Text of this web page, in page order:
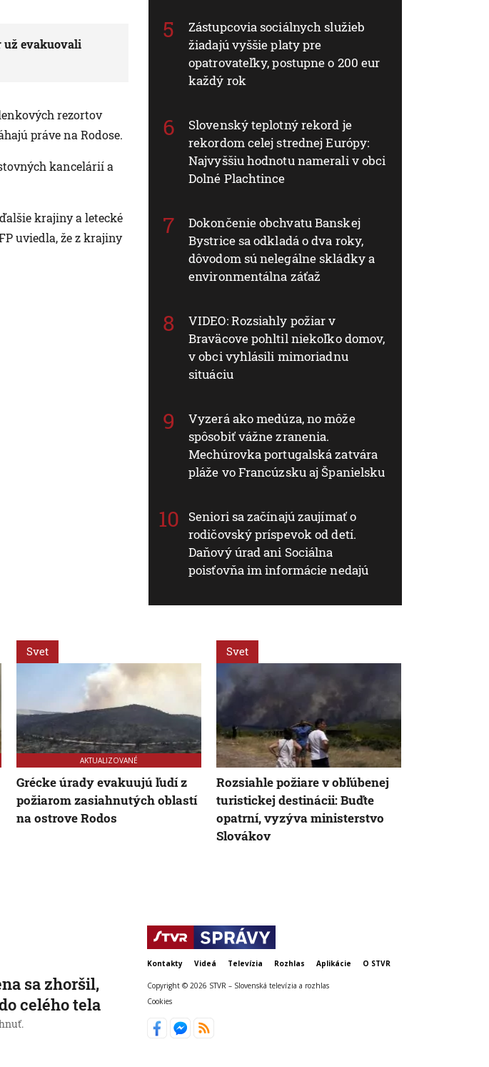
už evakuovali
rezortov
práve na Rodose.
kancelárií a
krajiny a letecké
uviedla, že z krajiny
Zástupcovia sociálnych služieb
žiadajú vyššie platy pre
opatrovateľky, postupne o 200 eur
každý rok
Slovenský teplotný rekord je
rekordom celej strednej Európy:
Najvyššiu hodnotu namerali v obci
Dolné Plachtince
Dokončenie obchvatu Banskej
Bystrice sa odkladá o dva roky,
dôvodom sú nelegálne skládky a
environmentálna záťaž
VIDEO: Rozsiahly požiar v
Braväcove pohltil niekoľko domov,
v obci vyhlásili mimoriadnu
situáciu
Vyzerá ako medúza, no môže
spôsobiť vážne zranenia.
Mechúrovka portugalská zatvára
pláže vo Francúzsku aj Španielsku
Seniori sa začínajú zaujímať o
rodičovský príspevok od detí.
Daňový úrad ani Sociálna
poisťovňa im informácie nedajú
Svet
AKTUALIZOVANÉ
Grécke úrady evakuujú ľudí z
požiarom zasiahnutých oblastí
na ostrove Rodos
Svet
Rozsiahle požiare v obľúbenej
turistickej destinácii: Buďte
opatrní, vyzýva ministerstvo
Slovákov
sa zhoršil,
celého tela
Kontakty Videá Televízia Rozhlas Aplikácie O STVR
Copyright © 2026 STVR – Slovenská televízia a rozhlas
Cookies